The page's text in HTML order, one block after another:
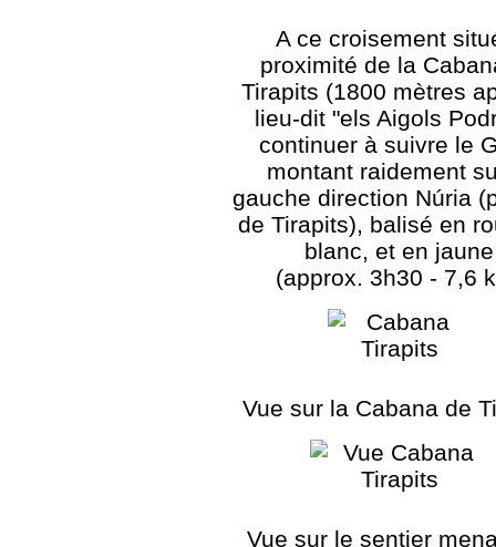
A ce croisement
proximité de la
Tirapits (1800 mètres
lieu-dit "els Aigols
continuer à suivre le
montant raidement
gauche direction Núria
de Tirapits), balisé en
blanc, et en jaune
(approx. 3h30 - 7,6
Vue sur la Cabana de
Vue sur le sentier